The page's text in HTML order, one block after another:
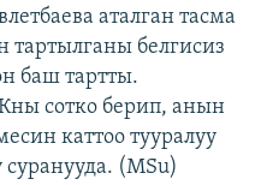
аталган тасма
белгисиз
баш тартты.
сотко берип, анын
каттоо тууралуу
(MSu)